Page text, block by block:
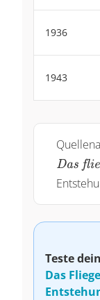
1936
1943
Das
Teste
Das